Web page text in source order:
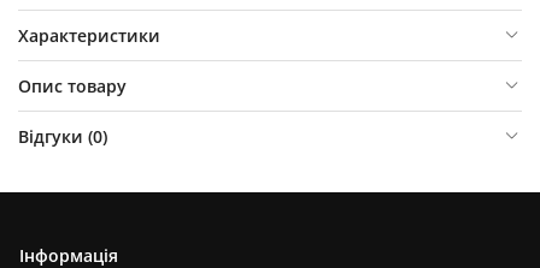
Характеристики
Опис товару
Відгуки (0)
Інформація